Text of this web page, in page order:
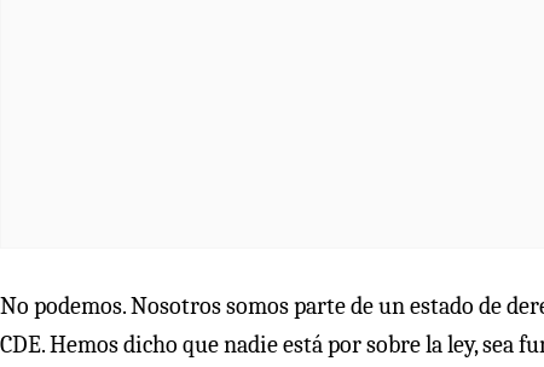
No podemos. Nosotros somos parte de un estado de
CDE. Hemos dicho que nadie está por sobre la ley, sea